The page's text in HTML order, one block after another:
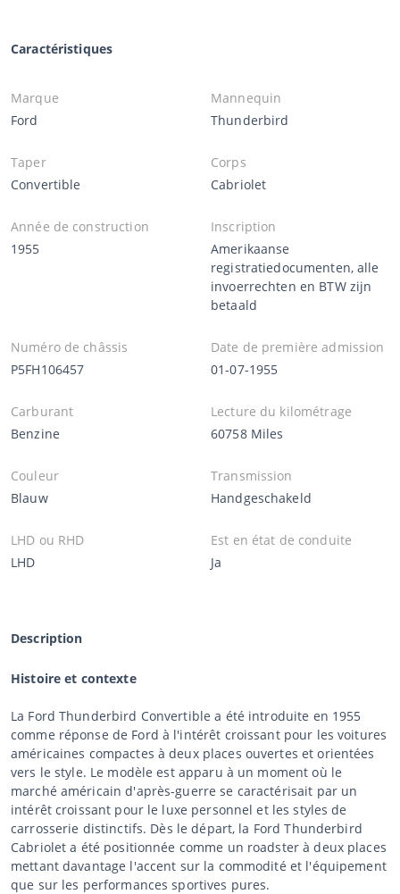
Caractéristiques
Marque
Ford
Mannequin
Thunderbird
Taper
Convertible
Corps
Cabriolet
Année de construction
1955
Inscription
Amerikaanse
registratiedocumenten, alle
invoerrechten en BTW zijn
betaald
Numéro de châssis
P5FH106457
Date de première admission
01-07-1955
Carburant
Benzine
Lecture du kilométrage
60758 Miles
Couleur
Blauw
Transmission
Handgeschakeld
LHD ou RHD
LHD
Est en état de conduite
Ja
Description
Histoire et contexte
La Ford Thunderbird Convertible a été introduite en 1955
comme réponse de Ford à l'intérêt croissant pour les voitures
américaines compactes à deux places ouvertes et orientées
vers le style. Le modèle est apparu à un moment où le
marché américain d'après-guerre se caractérisait par un
intérêt croissant pour le luxe personnel et les styles de
carrosserie distinctifs. Dès le départ, la Ford Thunderbird
Cabriolet a été positionnée comme un roadster à deux places
mettant davantage l'accent sur la commodité et l'équipement
que sur les performances sportives pures.